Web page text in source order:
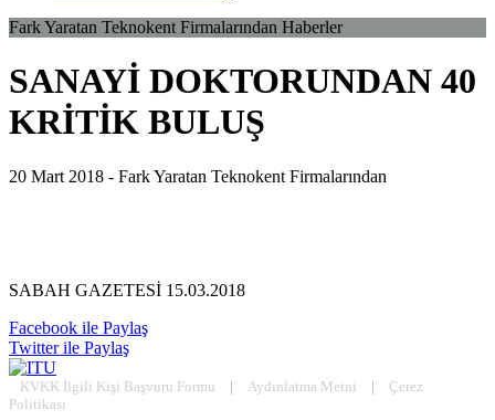
Fark Yaratan Teknokent Firmalarından Haberler
SANAYİ DOKTORUNDAN 40
KRİTİK BULUŞ
20 Mart 2018 - Fark Yaratan Teknokent Firmalarından
SABAH GAZETESİ 15.03.2018
Facebook ile Paylaş
Twitter ile Paylaş
KVKK İlgili Kişi Başvuru Formu | Aydınlatma Metni |
Çerez
Politikası